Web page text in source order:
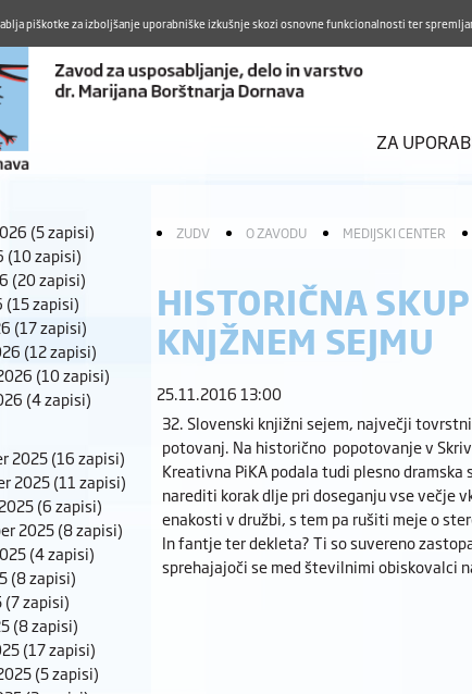
Aktualno
ZA
(5 zapisi)
(10 zapisi)
(20 zapisi)
(15 zapisi)
(17 zapisi)
(12 zapisi)
(10 zapisi)
(4 zapisi)
2025(16 zapisi)
2025(11 zapisi)
(6 zapisi)
2025(8 zapisi)
(4 zapisi)
(8 zapisi)
(7 zapisi)
(8 zapisi)
(17 zapisi)
(5 zapisi)
ZUDV O ZAVODU MEDIJSKI CENTER
HISTORIČNA
KNJŽNEM SEJMU
25.11.2016 13:00
32. Slovenski knjižni sejem, največji
potovanj. Na historično popotovanje v
Kreativna PiKA podala tudi plesno
narediti korak dlje pri doseganju vse večje
enakosti v družbi, s tem pa rušiti meje o
In fantje ter dekleta? Ti so suvereno
sprehajajoči se med številnimi obiskovalci
piškotke za izboljšanje uporabniške izkušnje skozi osnovne funkcionalnosti ter